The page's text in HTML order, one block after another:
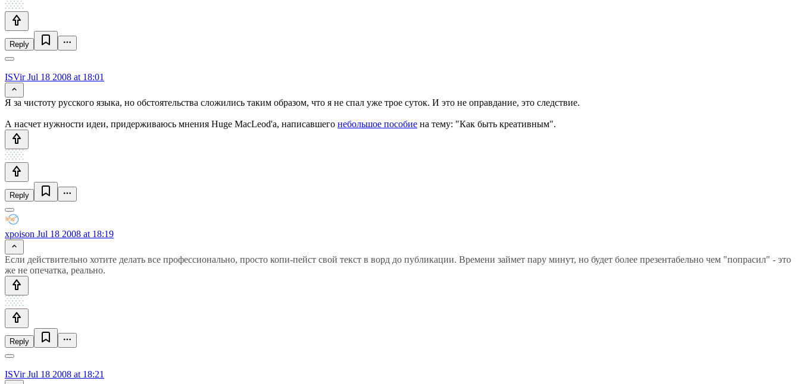
Reply
ISVirJul 18 2008 at 18:01
Я за чистоту русского языка, но обстоятельства сложились таким образом, что я не спал уже трое суток. И это не оправдание, это следствие.
А насчет нужности идеи, придерживаюсь мнения Huge MacLeod'a, написавшего небольшое пособие на тему: "Как быть креативным".
Reply
xpoison Jul 18 2008 at 18:19
Если действительно хотите делать все профессионально, просто копи-пейст свой текст в ворд до публикации. Времени займет пару минут, но будет более презентабельно чем "попрасил" - это
же не опечатка, реально.
Reply
ISVirJul 18 2008 at 18:21